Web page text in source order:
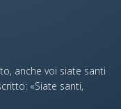
anche voi siate santi
«Siate santi,